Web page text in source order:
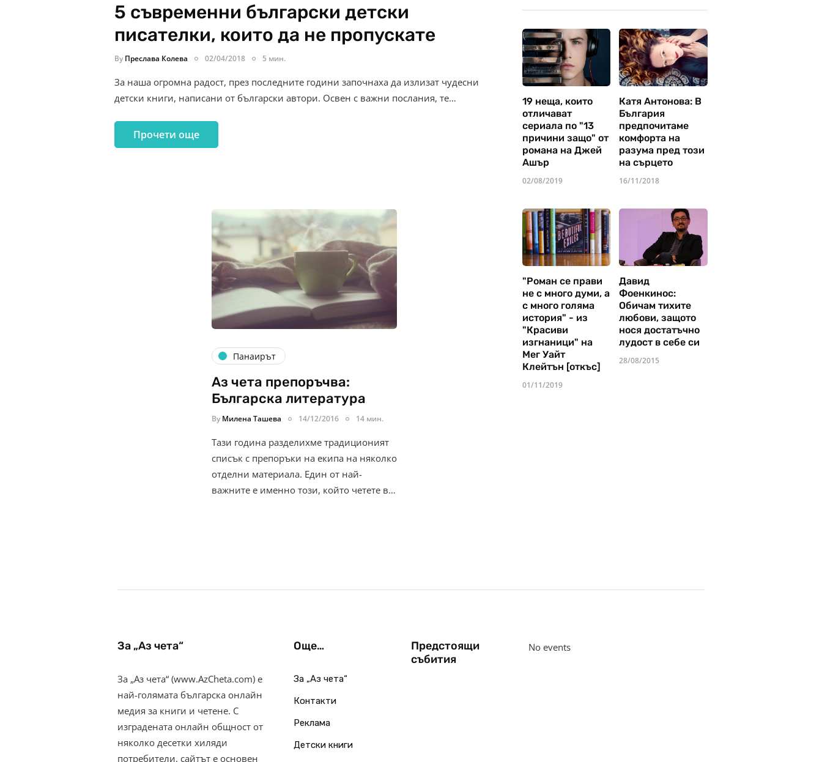
5 съвременни български детски
писателки, които да не пропускате
By Преслава Колева 02/04/2018 5 мин.
За наша огромна радост, през последните години започнаха да излизат чудесни
детски книги, написани от български автори. Освен с важни послания, те…
Прочети още
Панаирът
Аз чета препоръчва:
Българска литература
By Милена Ташева 14/12/2016 14 мин.
Тази година разделихме традиционият
списък с препоръки на екипа на няколко
отделни материала. Един от най-
важните е именно този, който четете в…
19 неща, които
отличават
сериала по "13
причини защо" от
романа на Джей
Ашър
02/08/2019
Катя Антонова: В
България
предпочитаме
комфорта на
разума пред този
на сърцето
16/11/2018
"Роман се прави
не с много думи, а
с много голяма
история" - из
"Красиви
изгнаници" на
Мег Уайт
Клейтън [откъс]
01/11/2019
Давид
Фоенкинос:
Обичам тихите
любови, защото
нося достатъчно
лудост в себе си
28/08/2015
За „Аз чета“
За „Аз чета“ (www.AzCheta.com) е
най-голямата българска онлайн
медия за книги и четене. С
изградената онлайн общност от
няколко десетки хиляди
потребители, сайтът е основен
Още…
За „Аз чета“
Контакти
Реклама
Детски книги
Предстоящи
събития
No events